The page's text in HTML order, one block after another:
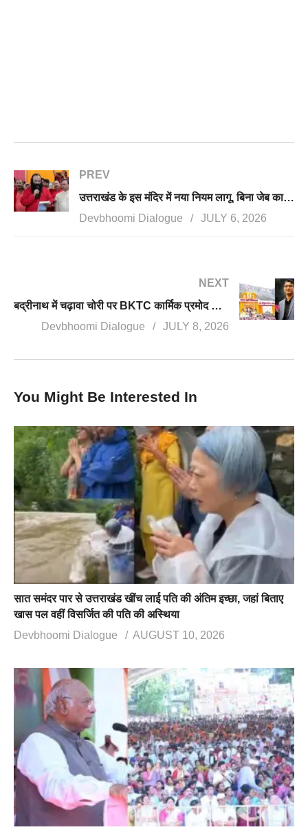
PREV
उत्तराखंड के इस मंदिर में नया नियम लागू, बिना जेब का कुर्ता पहनेंगे पुजारी, सीसीटीवी कैमरों से होगी लगातार मॉनिटरिंग
Devbhoomi Dialogue
JULY 6, 2026
NEXT
बद्रीनाथ में चढ़ावा चोरी पर BKTC कार्मिक प्रमोद नौटियाल सस्पेंड, FIR दर्ज, कमिश्नर करेंगे जांच
Devbhoomi Dialogue
JULY 8, 2026
You Might Be Interested In
सात समंदर पार से उत्तराखंड खींच लाई पति की अंतिम इच्छा, जहां बिताए
खास पल वहीं विसर्जित की पति की अस्थिया
Devbhoomi Dialogue
AUGUST 10, 2026